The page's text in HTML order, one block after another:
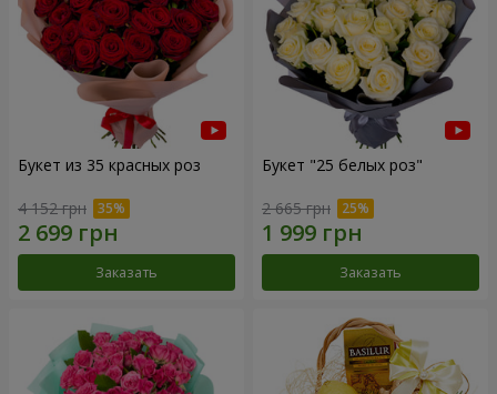
Букет из 35 красных роз
4 152 грн
Заказать
Букет "25 белых роз"
2 665 грн
Заказать